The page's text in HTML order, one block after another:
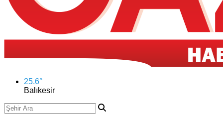
25.6°
Balıkesir